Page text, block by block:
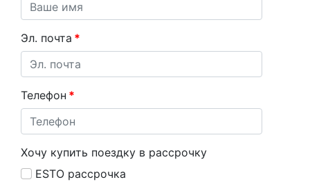
Эл. почта *
Телефон *
Хочу купить поездку в рассрочку
ESTO рассрочка